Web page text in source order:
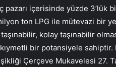
içerisinde yüzde 3’lük
ton LPG ile mütevazi bir
kolay taşınabilir
bir potansiyele sahiptir.
Çerçeve Mukavelesi 27.